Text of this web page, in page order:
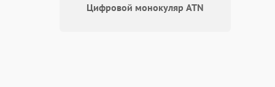
Цифровой монокуляр ATN